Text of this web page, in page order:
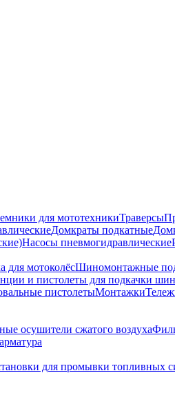
для мототехникиТраверсы
Домкраты подкатные
Насосы пневмогидравлические
для мотоколёсШиномонтажные
и пистолеты для подкачки шин
пистолетыМонтажки
осушители сжатого воздуха
для промывки топливных